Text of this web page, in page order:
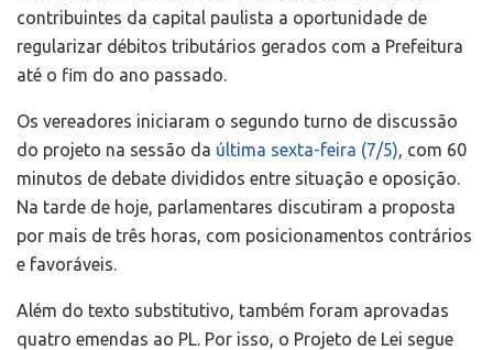
contribuintes da capital paulista a oportunidade de
regularizar débitos tributários gerados com a Prefeitura
até o fim do ano passado.
Os vereadores iniciaram o segundo turno de discussão
do projeto na sessão da última sexta-feira (7/5), com 60
minutos de debate divididos entre situação e oposição.
Na tarde de hoje, parlamentares discutiram a proposta
por mais de três horas, com posicionamentos contrários
e favoráveis.
Além do texto substitutivo, também foram aprovadas
quatro emendas ao PL. Por isso, o Projeto de Lei segue